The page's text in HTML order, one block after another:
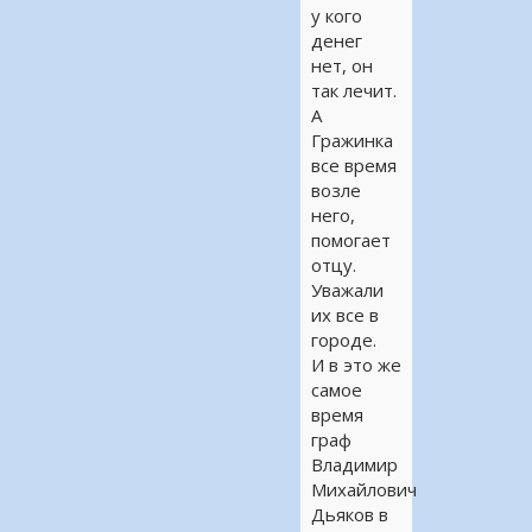
у кого
денег
нет, он
так лечит.
А
Гражинка
все время
возле
него,
помогает
отцу.
Уважали
их все в
городе.
И в это же
самое
время
граф
Владимир
Михайлович
Дьяков в